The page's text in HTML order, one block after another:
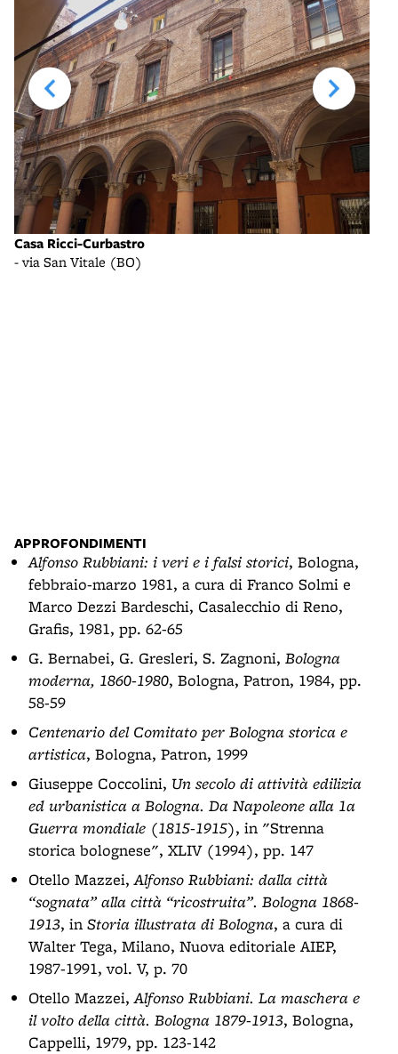
Casa Ricci-Curbastro
- via San Vitale (BO)
APPROFONDIMENTI
Alfonso Rubbiani: i veri e i falsi storici, Bologna,
febbraio-marzo 1981, a cura di Franco Solmi e
Marco Dezzi Bardeschi, Casalecchio di Reno,
Grafis, 1981, pp. 62-65
G. Bernabei, G. Gresleri, S. Zagnoni, Bologna
moderna, 1860-1980, Bologna, Patron, 1984, pp.
58-59
Centenario del Comitato per Bologna storica e
artistica, Bologna, Patron, 1999
Giuseppe Coccolini, Un secolo di attività edilizia
ed urbanistica a Bologna. Da Napoleone alla 1a
Guerra mondiale (1815-1915), in "Strenna
storica bolognese", XLIV (1994), pp. 147
Otello Mazzei,Alfonso Rubbiani: dalla città
“sognata” alla città “ricostruita”. Bologna 1868-
1913, in Storia illustrata di Bologna, a cura di
Walter Tega, Milano, Nuova editoriale AIEP,
1987-1991, vol. V, p. 70
Otello Mazzei,Alfonso Rubbiani. La maschera e
il volto della città. Bologna 1879-1913, Bologna,
Cappelli, 1979, pp. 123-142